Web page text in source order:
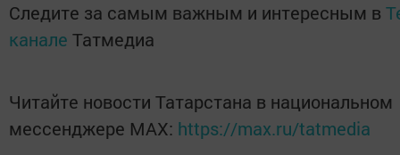
Следите за самым важным и интересным в
канале Татмедиа
Читайте новости Татарстана в национальном
мессенджере MАХ: https://max.ru/tatmedia